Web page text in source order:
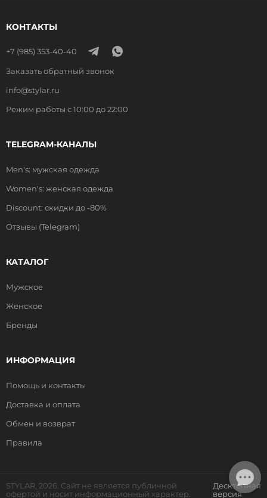
КОНТАКТЫ
+7 (985) 353-40-40
Заказать обратный звонок
info@stylar.ru
Режим работы с 10:00 до 22:00
TELEGRAM-КАНАЛЫ
Men's: мужская одежда
Women's: женская одежда
Discount: скидки до -80%
Отзывы (Telegram)
КАТАЛОГ
Мужское
Женское
Бренды
ИНФОРМАЦИЯ
Помощь и контакты
Доставка и оплата
Обмен и возврат
Правила
STYLAR, 2026. Сайт не является публичной
офертой и носит информационный характер.
Десктопная
версия